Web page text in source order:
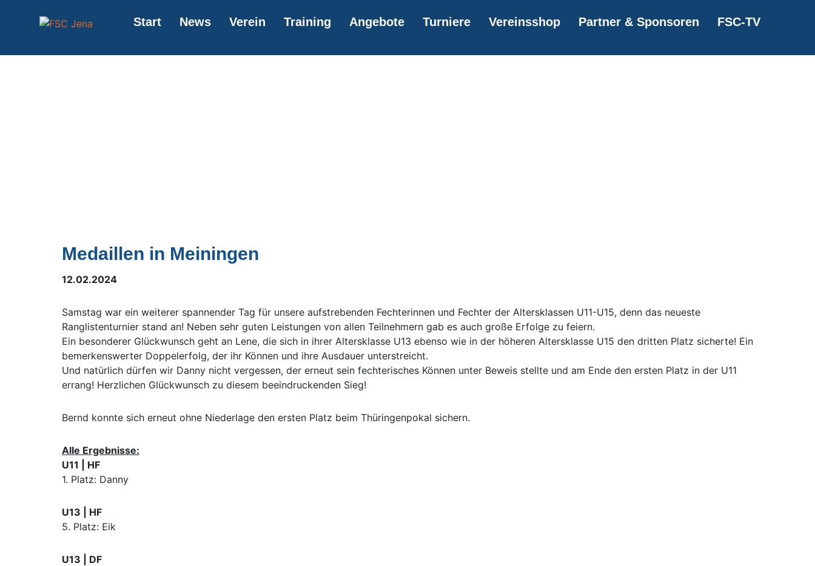
Start News Verein Training Angebote Turniere Vereinsshop Partner & Sponsoren FSC-TV
Medaillen in Meiningen
12.02.2024
Samstag war ein weiterer spannender Tag für unsere aufstrebenden Fechterinnen und Fechter der Altersklassen U11-U15, denn das neueste
Ranglistenturnier stand an! Neben sehr guten Leistungen von allen Teilnehmern gab es auch große Erfolge zu feiern.
Ein besonderer Glückwunsch geht an Lene, die sich in ihrer Altersklasse U13 ebenso wie in der höheren Altersklasse U15 den dritten Platz sicherte! Ein
bemerkenswerter Doppelerfolg, der ihr Können und ihre Ausdauer unterstreicht.
Und natürlich dürfen wir Danny nicht vergessen, der erneut sein fechterisches Können unter Beweis stellte und am Ende den ersten Platz in der U11
errang! Herzlichen Glückwunsch zu diesem beeindruckenden Sieg!
Bernd konnte sich erneut ohne Niederlage den ersten Platz beim Thüringenpokal sichern.
Alle Ergebnisse:
U11 | HF
1. Platz: Danny
U13 | HF
5. Platz: Eik
U13 | DF